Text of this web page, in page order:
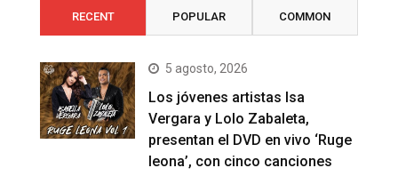
RECENT POPULAR COMMON
5 agosto, 2026
Los jóvenes artistas Isa
Vergara y Lolo Zabaleta,
presentan el DVD en vivo ‘Ruge
leona’, con cinco canciones